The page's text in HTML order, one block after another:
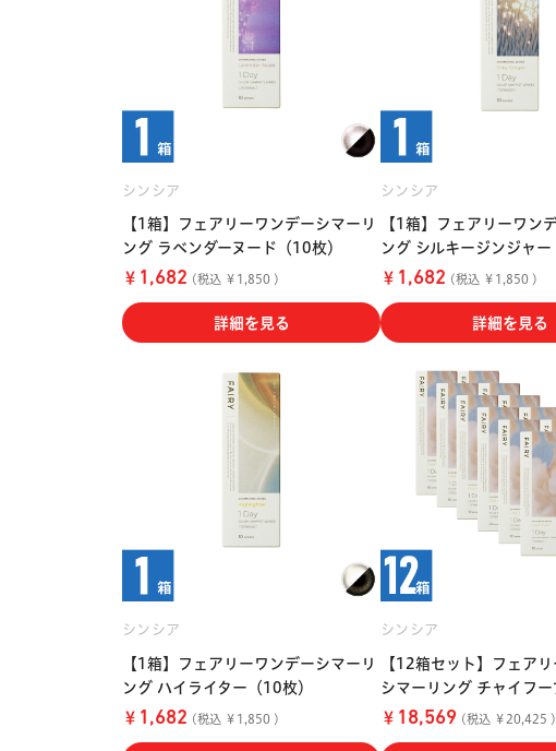
シンシア
【1箱】フェアリーワンデーシマーリ
ング ラベンダーヌード（10枚）
￥ 1,682 (税込 ￥1,850 )
詳細を見る
シンシア
【1箱】フェアリーワン
ング シルキージンジャー
￥ 1,682 (税込 ￥1,850 )
詳細を見る
シンシア
【1箱】フェアリーワンデーシマーリ
ング ハイライター（10枚）
￥ 1,682 (税込 ￥1,850 )
シンシア
【12箱セット】フェア
シマーリング チャイフー
￥ 18,569 (税込 ￥20,425 )